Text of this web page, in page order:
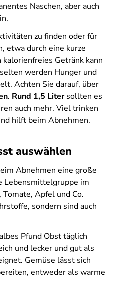
Naschen, aber auch
zu finden oder für
etwa durch eine kurze
Getränk kann
werden Hunger und
Achten Sie darauf, über
. Rund 1,5 Litersollten es
auch mehr. Viel trinken
hilft beim Abnehmen.
auswählen
Abnehmen eine große
Lebensmittelgruppe im
Apfel und Co.
sondern sind auch
Pfund Obst täglich
und lecker und gut als
Gemüse lässt sich
entweder als warme